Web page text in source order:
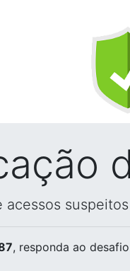
, responda ao